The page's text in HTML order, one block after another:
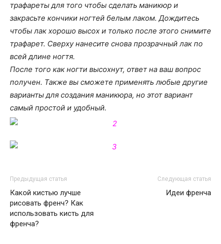
трафареты для того чтобы сделать маникюр и
закрасьте кончики ногтей белым лаком. Дождитесь
чтобы лак хорошо высох и только после этого снимите
трафарет. Сверху нанесите снова прозрачный лак по
всей длине ногтя.
После того как ногти высохнут, ответ на ваш вопрос
получен. Также вы сможете применять любые другие
варианты для создания маникюра, но этот вариант
самый простой и удобный.
Предыдущая статья
Какой кистью лучше
рисовать френч? Как
использовать кисть для
френча?
Следующая статья
Идеи френча